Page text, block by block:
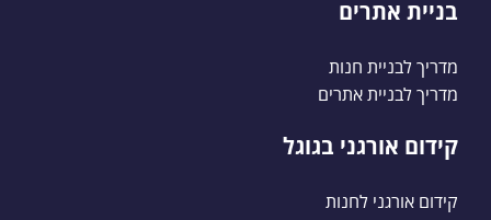
בניית אתרים
מדריך לבניית חנות
מדריך לבניית אתרים
קידום אורגני בגוגל
קידום אורגני לחנות